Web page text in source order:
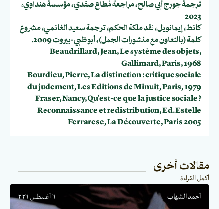
ترجمة جورج أبي صالح، مراجعة مُطاع صفدي، مؤسسة هنداوي،
2023
كانط، إيمانويل،نقد ملكة الحكم، ترجمة سعيد الغانمي، مشروع
كلمة (بالتعاون مع منشورات الجمل)، أبو ظبي-بيروت 2009.
Beaudrillard, Jean,Le système des objets,
Gallimard, Paris, 1968
Bourdieu, Pierre,La distinction : critique sociale
du judement, Les Editions de Minuit, Paris, 1979
Fraser, Nancy,Qu'est-ce que la justice sociale ?
Reconnaissance et redistribution, Ed. Estelle
Ferrarese, La Découverte, Paris 2005
مقالات أخرى
أكمل القراءة
أحمد الشهاب ٦ أغسطس ٢٠٢٦